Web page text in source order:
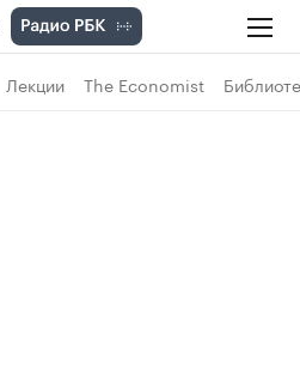
Лекции The Economist